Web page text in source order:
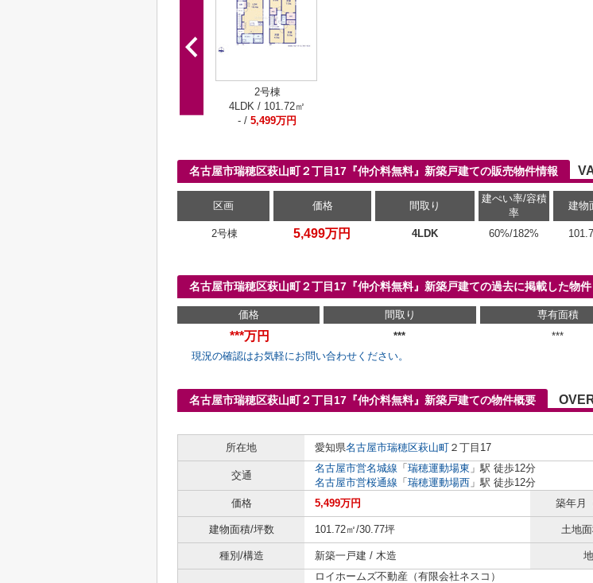
2号棟
4LDK / 101.72㎡
- / 5,499万円
名古屋市瑞穂区萩山町２丁目17『仲介料無料』新築戸建ての販売物件情報
区画 価格 間取り
建ぺい率/容積
率
建物
2号棟 5,499万円 4LDK 60%/182%
名古屋市瑞穂区萩山町２丁目17『仲介料無料』新築戸建ての過去に掲載した物件
価格 間取り 専有面積
***万円 *** ***
現況の確認はお気軽にお問い合わせください。
名古屋市瑞穂区萩山町２丁目17『仲介料無料』新築戸建ての物件概要
所在地
愛知県名古屋市瑞穂区萩山町 ２丁目17
交通
名古屋市営名城線 「 瑞穂運動場東 」駅 徒歩12分
名古屋市営桜通線 「 瑞穂運動場西 」駅 徒歩12分
価格
5,499万円 築年月
建物面積/坪数 101.72㎡/30.77坪 土地
種別/構造 新築一戸建 / 木造
ロイホームズ不動産（有限会社ネスコ）